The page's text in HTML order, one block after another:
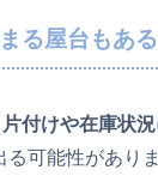
る屋台もある
片付けや在庫状
る可能性がありま